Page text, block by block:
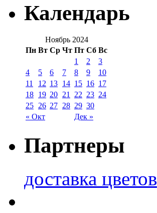
Календарь
Ноябрь 2024
Пн Вт Ср Чт Пт Сб Вс
« Окт Дек »
1 2
3
4
5 6 7 8 9
10
11
12 13 14 15 16 17
18 19 20 21 22 23 24
25 26 27 28 29 30
Партнеры
доставка цветов